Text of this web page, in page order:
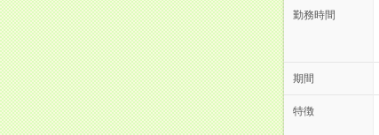
勤務時間
期間
特徴